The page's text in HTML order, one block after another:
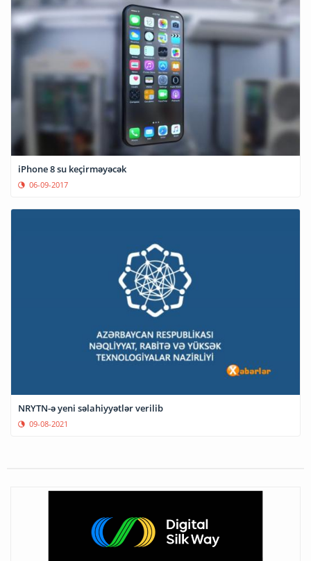
iPhone 8 su keçirməyəcək
06-09-2017
NRYTN-ə yeni səlahiyyətlər verilib
09-08-2021